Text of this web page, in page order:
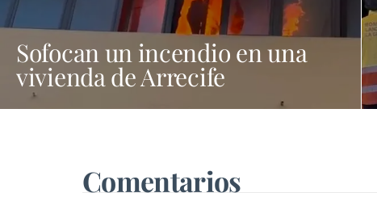
Sofocan un incendio en una
vivienda de Arrecife
Comentarios